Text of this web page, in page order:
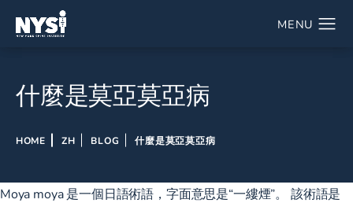
什麼是莫亞莫亞病
HOME ZH BLOG 什麼是莫亞莫亞病
Moya moya 是一個日語術語，字面意思是“一縷煙”。 該術語是